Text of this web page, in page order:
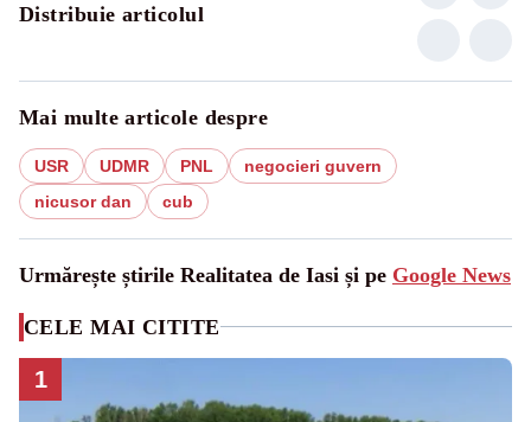
Distribuie articolul
Mai multe articole despre
USR UDMR PNL
negocieri guvern
nicusor dan
cub
Urmărește știrile Realitatea de Iasi și pe Google News
CELE MAI CITITE
1